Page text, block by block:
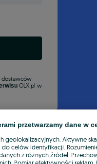
dostawców
OLX.pl w
przetwarzamy dane w
geolokalizacyjnych. Aktywne
do celów identyfikacji.
z różnych źródeł.